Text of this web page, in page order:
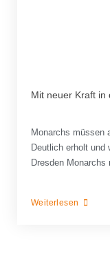
Mit neuer Kraft in
Monarchs müssen
Deutlich erholt und
Dresden Monarchs
Weiterlesen